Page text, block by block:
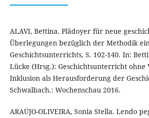
ALAVI, Bettina. Plädoyer für neue
Überlegungen bezüglich der Methodik
Geschichtsunterrichts, S. 102-140. In:
Lücke (Hrsg.): Geschichtsunterricht ohne
Inklusion als Herausforderung der
Schwalbach.: Wochenschau 2016.
ARAÚJO-OLIVEIRA, Sonia Stella. Lendo